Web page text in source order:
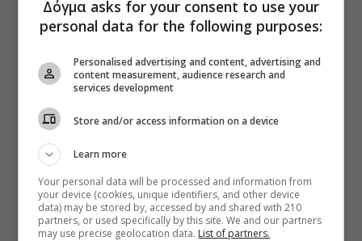
Δόγμα asks for your consent to use your
personal data for the following purposes:
Personalised advertising and content, advertising and
content measurement, audience research and
services development
Store and/or access information on a device
Learn more
Your personal data will be processed and information from
your device (cookies, unique identifiers, and other device
data) may be stored by, accessed by and shared with 210
partners, or used specifically by this site. We and our partners
may use precise geolocation data. List of partners.